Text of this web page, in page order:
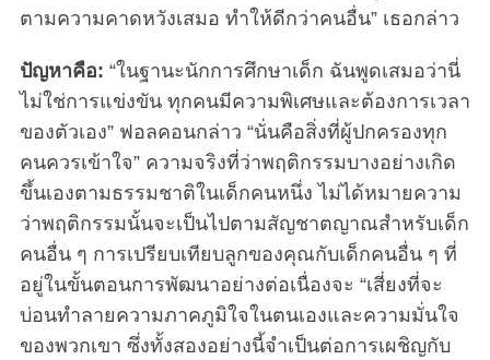
ตามความคาดหวังเสมอ ทำให้ดีกว่าคนอื่น” เธอกล่าว
ปัญหาคือ: “ในฐานะนักการศึกษาเด็ก ฉันพูดเสมอว่านี่
ไม่ใช่การแข่งขัน ทุกคนมีความพิเศษและต้องการเวลา
ของตัวเอง” ฟอลคอนกล่าว “นั่นคือสิ่งที่ผู้ปกครองทุก
คนควรเข้าใจ” ความจริงที่ว่าพฤติกรรมบางอย่างเกิด
ขึ้นเองตามธรรมชาติในเด็กคนหนึ่ง ไม่ได้หมายความ
ว่าพฤติกรรมนั้นจะเป็นไปตามสัญชาตญาณสำหรับเด็ก
คนอื่น ๆ การเปรียบเทียบลูกของคุณกับเด็กคนอื่น ๆ ที่
อยู่ในขั้นตอนการพัฒนาอย่างต่อเนื่องจะ “เสี่ยงที่จะ
บ่อนทำลายความภาคภูมิใจในตนเองและความมั่นใจ
ของพวกเขา ซึ่งทั้งสองอย่างนี้จำเป็นต่อการเผชิญกับ